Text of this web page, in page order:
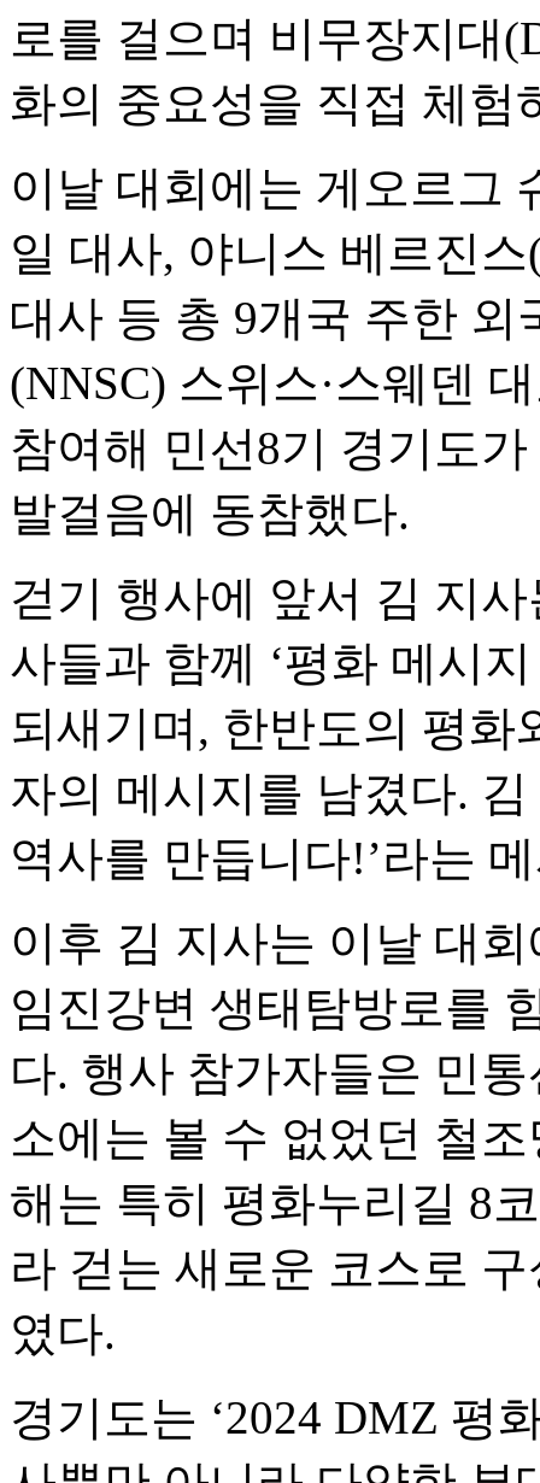
로를 걸으며 비무장지대
화의 중요성을 직접 체험
이날 대회에는 게오르그
일 대사, 야니스 베르진스
대사 등 총 9개국 주한
(NNSC) 스위스·스웨덴
참여해 민선8기 경기도
발걸음에 동참했다.
걷기 행사에 앞서 김 지
사들과 함께 ‘평화 메시
되새기며, 한반도의 평화
자의 메시지를 남겼다.
역사를 만듭니다!’라는
이후 김 지사는 이날 대
임진강변 생태탐방로를
다. 행사 참가자들은 민
소에는 볼 수 없었던 철
해는 특히 평화누리길 8
라 걷는 새로운 코스로
였다.
경기도는 ‘2024 DMZ 평